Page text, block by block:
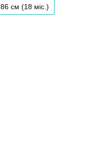
86 см (18 мiс.)